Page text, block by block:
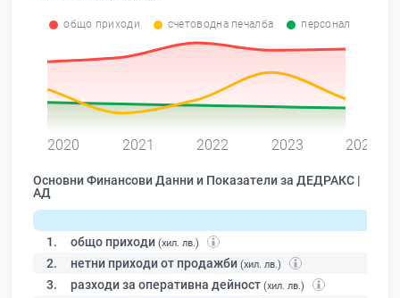
общо приходи счетоводна печалба персонал
2020 2021 2022 2023 2024
Основни Финансови Данни и Показатели за ДЕДРАКС |
АД
1. общо приходи (хил. лв.)
2. нетни приходи от продажби (хил. лв.)
3. разходи за оперативна дейност (хил. лв.)